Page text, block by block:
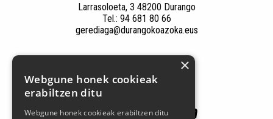
Larrasoloeta, 3 48200 Durango
Tel.: 94 681 80 66
gerediaga@durangokoazoka.eus
×
Webgune honek cookieak
erabiltzen ditu
Webgune honek cookieak erabiltzen ditu